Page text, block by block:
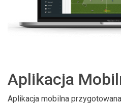
Aplikacja
Aplikacja mobilna